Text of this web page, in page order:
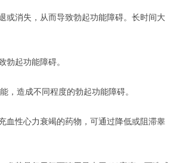
或消失，从而导致勃起功能障碍。长时间大
勃起功能障碍。
，造成不同程度的勃起功能障碍。
血性心力衰竭的药物，可通过降低或阻滞睾